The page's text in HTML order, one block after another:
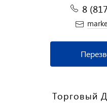
8
Торговый